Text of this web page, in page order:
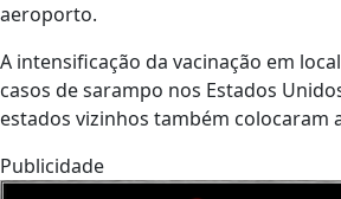
aeroporto.
A intensificação da vacinação em
casos de sarampo nos Estados
estados vizinhos também colocaram
Publicidade